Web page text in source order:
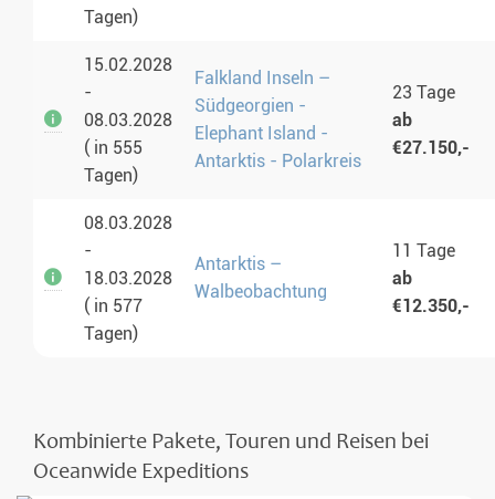
Tagen)
15.02.2028
-
08.03.2028
( in 555
Tagen)
Falkland Inseln –
Südgeorgien -
Elephant Island -
Antarktis - Polarkreis
23 Tage
ab
€27.150,-
08.03.2028
-
18.03.2028
( in 577
Tagen)
Antarktis –
Walbeobachtung
11 Tage
ab
€12.350,-
Kombinierte Pakete, Touren und Reisen bei
Oceanwide Expeditions